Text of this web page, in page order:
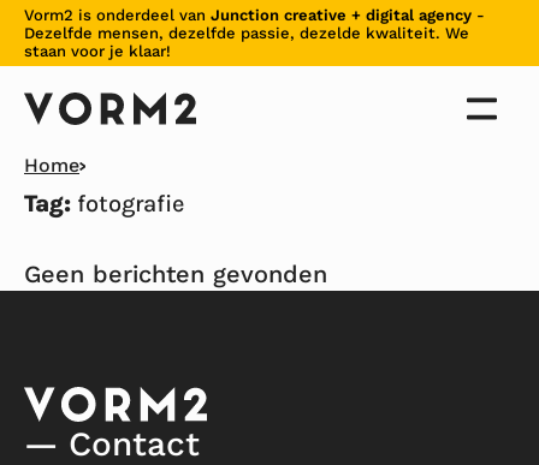
Skiplinks
Vorm2 is onderdeel van Junction creative + digital agency -
Dezelfde mensen, dezelfde passie, dezelde kwaliteit. We
staan voor je klaar!
Home
Tag: fotografie
Geen berichten gevonden
— Contact